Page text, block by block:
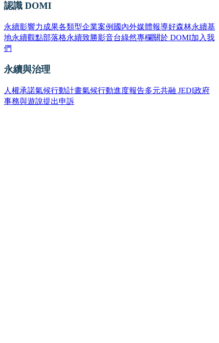
認識 DOMI
永續影響力成果各類型企業案例 國內外媒體報導好森林永續基
地永續觀點部落格永續致勝影音台綠然專欄關於 DOMI加入我
們
永續與治理
人權承諾氣候行動計畫氣候行動進度報告多元共融 JEDI政府
事務與遊說提出申訴